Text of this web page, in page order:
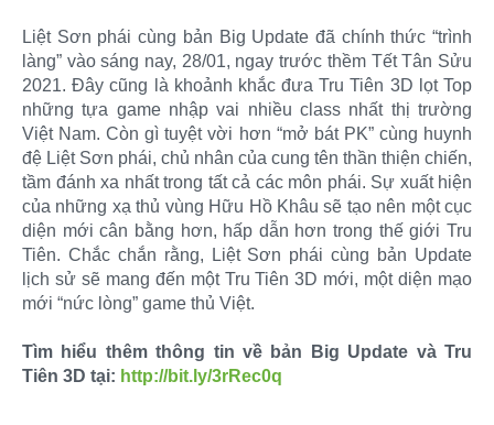
Liệt Sơn phái cùng bản Big Update đã chính thức “trình
làng” vào sáng nay, 28/01, ngay trước thềm Tết Tân Sửu
2021. Đây cũng là khoảnh khắc đưa Tru Tiên 3D lọt Top
những tựa game nhập vai nhiều class nhất thị trường
Việt Nam. Còn gì tuyệt vời hơn “mở bát PK” cùng huynh
đệ Liệt Sơn phái, chủ nhân của cung tên thần thiện chiến,
tầm đánh xa nhất trong tất cả các môn phái. Sự xuất hiện
của những xạ thủ vùng Hữu Hồ Khâu sẽ tạo nên một cục
diện mới cân bằng hơn, hấp dẫn hơn trong thế giới Tru
Tiên. Chắc chắn rằng, Liệt Sơn phái cùng bản Update
lịch sử sẽ mang đến một Tru Tiên 3D mới, một diện mạo
mới “nức lòng” game thủ Việt.
Tìm hiểu thêm thông tin về bản Big Update và Tru
Tiên 3D tại: http://bit.ly/3rRec0q